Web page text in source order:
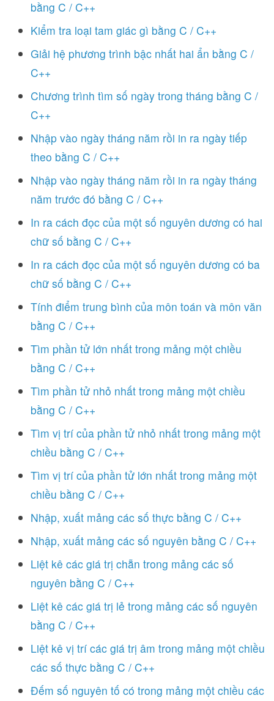
bằng C / C++
Kiểm tra loại tam giác gì bằng C / C++
Giải hệ phương trình bậc nhất hai ẩn bằng C /
C++
Chương trình tìm số ngày trong tháng bằng C /
C++
Nhập vào ngày tháng năm rồi in ra ngày tiếp
theo bằng C / C++
Nhập vào ngày tháng năm rồi in ra ngày tháng
năm trước đó bằng C / C++
In ra cách đọc của một số nguyên dương có hai
chữ số bằng C / C++
In ra cách đọc của một số nguyên dương có ba
chữ số bằng C / C++
Tính điểm trung bình của môn toán và môn văn
bằng C / C++
Tìm phần tử lớn nhất trong mảng một chiều
bằng C / C++
Tìm phần tử nhỏ nhất trong mảng một chiều
bằng C / C++
Tìm vị trí của phần tử nhỏ nhất trong mảng một
chiều bằng C / C++
Tìm vị trí của phần tử lớn nhất trong mảng một
chiều bằng C / C++
Nhập, xuất mảng các số thực bằng C / C++
Nhập, xuất mảng các số nguyên bằng C / C++
Liệt kê các giá trị chẵn trong mảng các số
nguyên bằng C / C++
Liệt kê các giá trị lẻ trong mảng các số nguyên
bằng C / C++
Liệt kê vị trí các giá trị âm trong mảng một chiều
các số thực bằng C / C++
Đếm số nguyên tố có trong mảng một chiều các